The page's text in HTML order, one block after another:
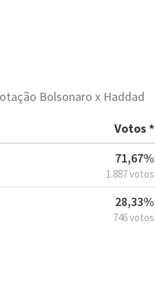
Bolsonaro x Haddad
Votos *
71,67%
1.887 votos
28,33%
746 votos